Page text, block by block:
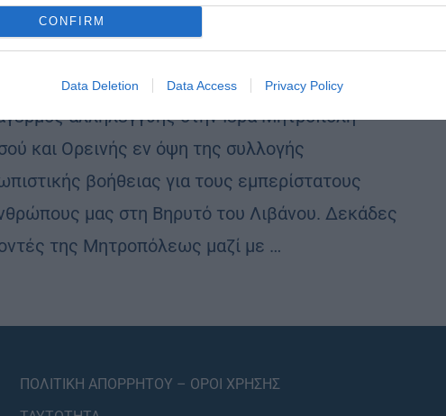
CONFIRM
Data Deletion Data Access Privacy Policy
από τη μητρόπολη Ταμασού στη Βηρυτό
αλληλεγγύης στην Ιερά Μητρόπολη
και Ορεινής εν όψη της συλλογής
βοήθειας για τους εμπερίστατους
μας στη Βηρυτό του Λιβάνου. Δεκάδες
της Μητροπόλεως μαζί με …
ΠΟΛΙΤΙΚΗ ΑΠΟΡΡΗΤΟΥ – ΟΡΟΙ ΧΡΗΣΗΣ